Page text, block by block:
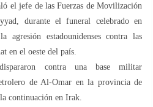
el jefe de las Fuerzas de Movilización
durante el funeral celebrado en
estadounidenses contra las
en el oeste del país.
contra una base militar
de Al-Omar en la provincia de
continuación en Irak.